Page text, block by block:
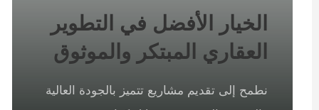
الخيار الأفضل في التطوير
العقاري المبتكر والموثوق
نطمح إلى تقديم مشاريع تتميز بالجودة العالية